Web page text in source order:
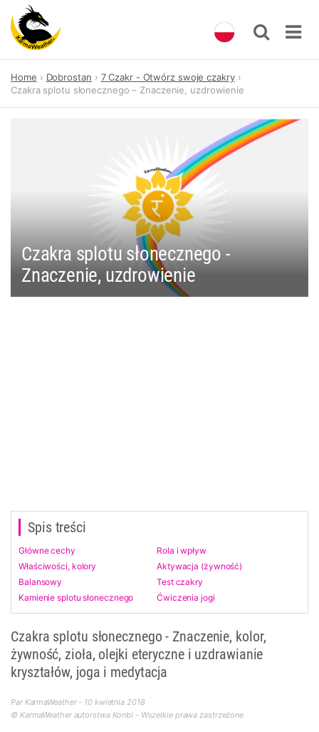
content
Home Dobrostan
7 Czakr - Otwórz swoje czakry
Czakra splotu słonecznego – Znaczenie, uzdrowienie
Czakra splotu słonecznego -
Znaczenie, uzdrowienie
Spis treści
Główne cechy
Rola i wpływ
Właściwości, kolory
Aktywacja (żywność)
Balansowy
Test czakry
Kamienie splotu słonecznego
Ćwiczenia jogi
Czakra splotu słonecznego - Znaczenie, kolor,
żywność, zioła, olejki eteryczne i uzdrawianie
kryształów, joga i medytacja
Par KarmaWeather - 10 kwietnia 2018
© KarmaWeather autorstwa Konbi - Wszelkie prawa zastrzeżone